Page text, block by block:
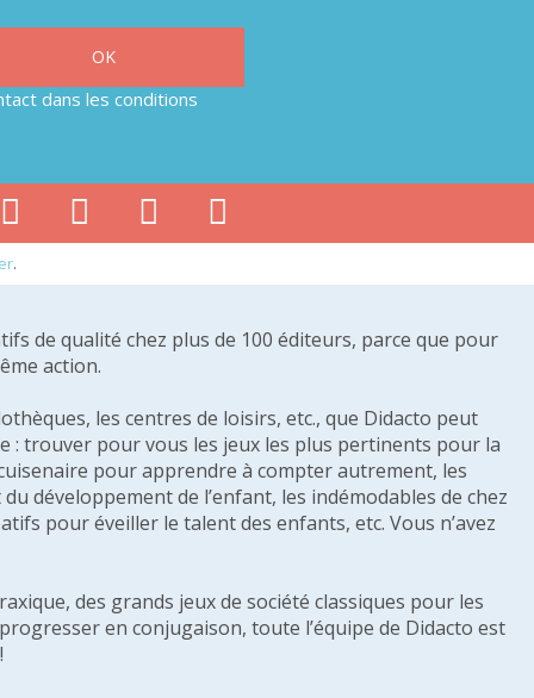
dans les conditions
.
de qualité chez plus de 100 éditeurs, parce que pour
action.
les centres de loisirs, etc., que Didacto peut
: trouver pour vous les jeux les plus pertinents pour la
pour apprendre à compter autrement, les
développement de l’enfant, les indémodables de chez
pour éveiller le talent des enfants, etc. Vous n’avez
des grands jeux de société classiques pour les
en conjugaison, toute l’équipe de Didacto est